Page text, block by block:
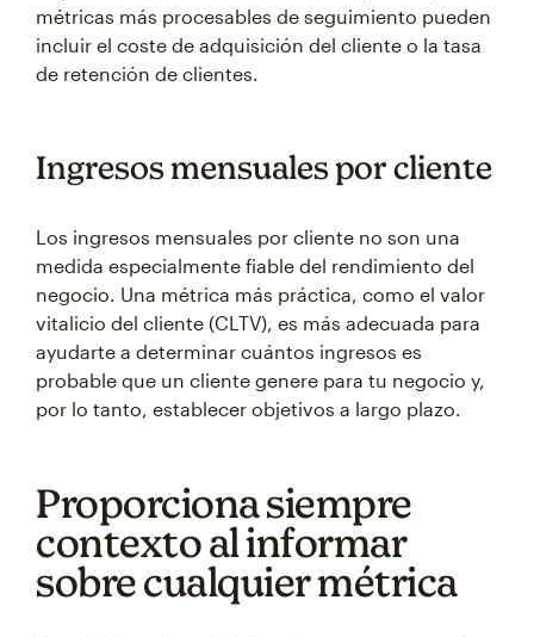
métricas más procesables de seguimiento pueden
incluir el coste de adquisición del cliente o la tasa
de retención de clientes.
Ingresos mensuales por cliente
Los ingresos mensuales por cliente no son una
medida especialmente fiable del rendimiento del
negocio. Una métrica más práctica, como el valor
vitalicio del cliente (CLTV), es más adecuada para
ayudarte a determinar cuántos ingresos es
probable que un cliente genere para tu negocio y,
por lo tanto, establecer objetivos a largo plazo.
Proporciona siempre
contexto al informar
sobre cualquier métrica